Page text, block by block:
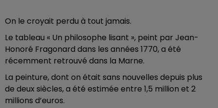
On le croyait perdu à tout jamais.
Le tableau « Un philosophe lisant », peint par Jean-
Honoré Fragonard dans les années 1770, a été
récemment retrouvé dans la Marne.
La peinture, dont on était sans nouvelles depuis plus
de deux siècles, a été estimée entre 1,5 million et 2
millions d’euros.